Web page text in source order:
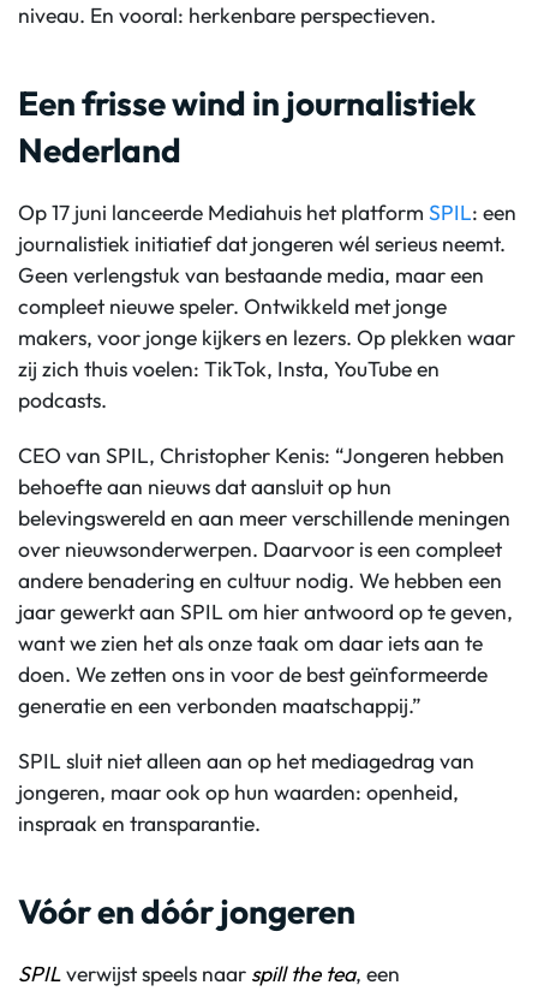
niveau. En vooral: herkenbare perspectieven.
Een frisse wind in journalistiek
Nederland
Op 17 juni lanceerde Mediahuis het platform SPIL: een
journalistiek initiatief dat jongeren wél serieus neemt.
Geen verlengstuk van bestaande media, maar een
compleet nieuwe speler. Ontwikkeld met jonge
makers, voor jonge kijkers en lezers. Op plekken waar
zij zich thuis voelen: TikTok, Insta, YouTube en
podcasts.
CEO van SPIL, Christopher Kenis: “Jongeren hebben
behoefte aan nieuws dat aansluit op hun
belevingswereld en aan meer verschillende meningen
over nieuwsonderwerpen. Daarvoor is een compleet
andere benadering en cultuur nodig. We hebben een
jaar gewerkt aan SPIL om hier antwoord op te geven,
want we zien het als onze taak om daar iets aan te
doen. We zetten ons in voor de best geïnformeerde
generatie en een verbonden maatschappij.”
SPIL sluit niet alleen aan op het mediagedrag van
jongeren, maar ook op hun waarden: openheid,
inspraak en transparantie.
Vóór en dóór jongeren
SPILverwijst speels naar spill the tea, een